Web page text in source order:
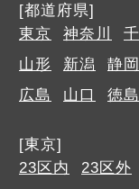
[都道府県]
東京
神奈川
山形
新潟 静岡
広島
山口 徳島
[東京]
23区内
23区外